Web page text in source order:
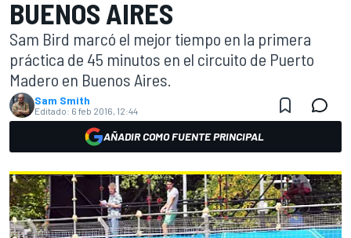
BUENOS AIRES
Sam Bird marcó el mejor tiempo en la primera
práctica de 45 minutos en el circuito de Puerto
Madero en Buenos Aires.
Sam Smith
Editado: 6 feb 2016, 12:44
AÑADIR COMO FUENTE PRINCIPAL